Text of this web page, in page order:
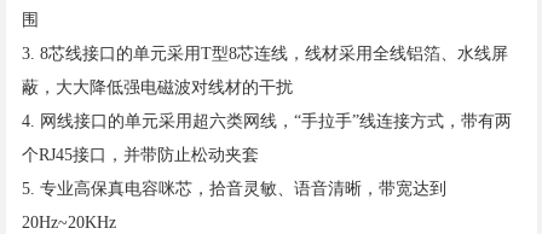
围
3. 8芯线接口的单元采用T型8芯连线，线材采用全线铝箔、水线屏
蔽，大大降低强电磁波对线材的干扰
4. 网线接口的单元采用超六类网线，“手拉手”线连接方式，带有两
个RJ45接口，并带防止松动夹套
5. 专业高保真电容咪芯，拾音灵敏、语音清晰，带宽达到
20Hz~20KHz